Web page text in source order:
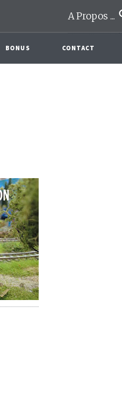
A Propos ...
BONUS CONTACT